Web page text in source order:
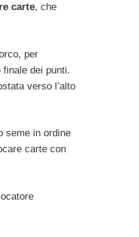
carte, che
per
dei punti.
verso l’alto
seme in ordine
carte con